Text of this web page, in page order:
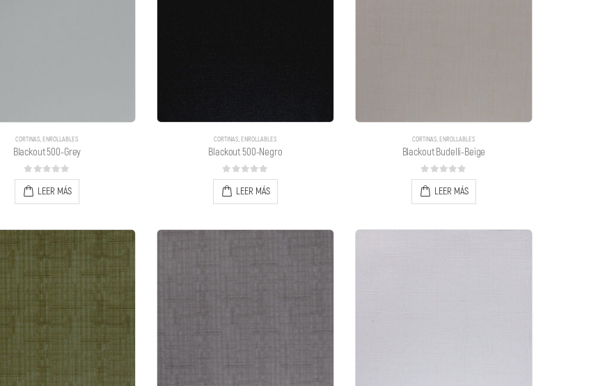
CORTINAS,ENROLLABLES
Blackout 500-Grey
0out of 5
LEER MÁS
CORTINAS,ENROLLABLES
Blackout 500-Negro
0out of 5
LEER MÁS
CORTINAS,ENROLLABLES
Blackout Budelli-Beige
0out of 5
LEER MÁS